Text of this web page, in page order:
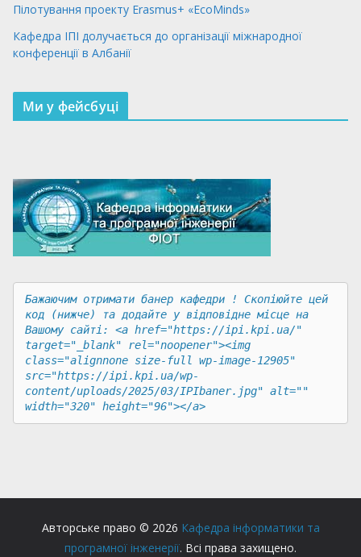
Пілотування проекту Erasmus+ «EcoMinds»
Кафедра ІПІ долучається до організації міжнародної
конференції в Албанії
Ми у фейсбуці
Бажаючим отримати банер кафедри ! Скопіюйте цей
код (нижче) та додайте у відповідне місце на
Вашому сайті: <a href="https://ipi.kpi.ua/"
target="_blank" rel="noopener"><img
class="alignnone size-full wp-image-12905"
src="https://ipi.kpi.ua/wp-
content/uploads/2025/03/IPIbaner.jpg" alt=""
width="320" height="96"></a>
Авторське право © 2026 Кафедра інформатики та
програмної інженерії. Всі права захищено.